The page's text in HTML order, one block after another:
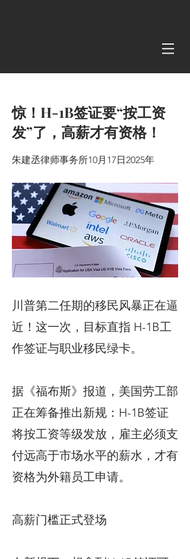
惊！H-1B签证要“按工资
发”了，高薪才有资格！
朱建丞律师事务所10月17日2025年
川普第二任期的移民风暴正在逼
近！这一次，目标直指 H-1B工
作签证与职业移民绿卡。
据《福布斯》报道，美国劳工部
正在筹备推出新规：H-1B签证
将按工资等级发放，雇主必须支
付远高于市场水平的薪水，才有
资格为外籍员工申请。
高薪门槛正式登场